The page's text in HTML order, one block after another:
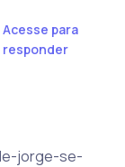
Acesse para
responder
jorge-se-